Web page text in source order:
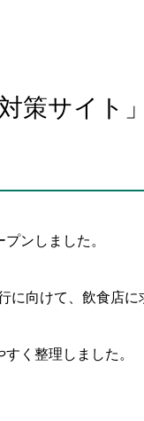
策サイト
ンしました。
向けて、飲食店に
く整理しました。